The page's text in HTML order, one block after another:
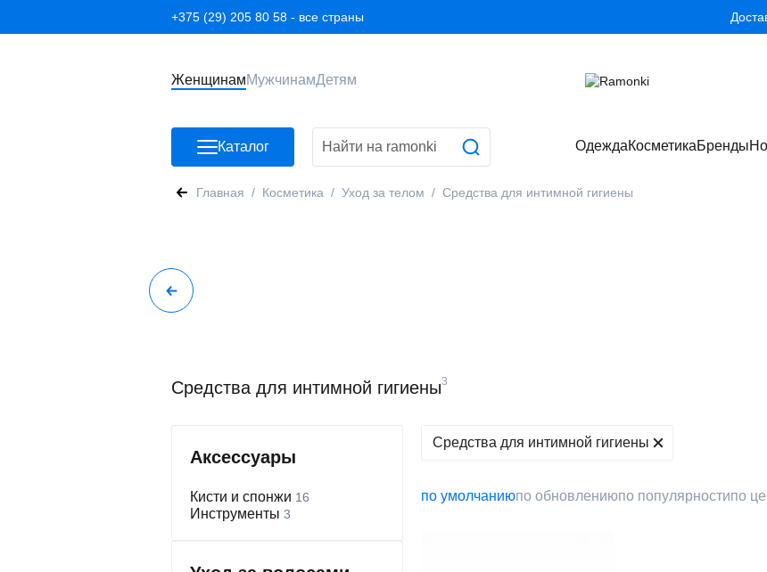
+375 (29) 205 80 58 - все страны
ЖенщинамМужчинамДетям
Каталог ОдеждаКосметикаБренды
Главная Косметика Уход за телом Средства для интимной гигиены
Средства для интимной гигиены3
Аксессуары
Кисти и спонжи 16
Инструменты 3
Средства для интимной гигиены
по умолчаниюпо обновлениюпо популярностипо